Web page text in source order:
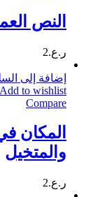
النص
ر.ع.2
إضافة إلى
Add to wishlist
Compare
المكان
والمتخيل
ر.ع.2